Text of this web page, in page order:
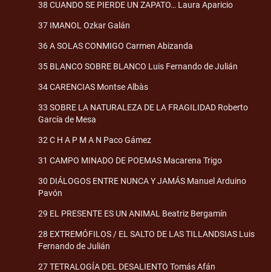
38 CUANDO SE PIERDE UN ZAPATO… Laura Aparicio
37 IMANOL Ozkar Galán
36 A SOLAS CONMIGO Carmen Abizanda
35 BLANCO SOBRE BLANCO Luis Fernando de Julián
34 CARENCIAS Montse Albàs
33 SOBRE LA NATURALEZA DE LA FRAGILIDAD Roberto
García de Mesa
32 C H A P M A N Paco Gámez
31 CAMPO MINADO DE POEMAS Macarena Trigo
30 DIÁLOGOS ENTRE NUNCA Y JAMÁS Manuel Arduino
Pavón
29 EL PRESENTE ES UN ANIMAL Beatriz Bergamín
28 EXTREMÓFILOS / EL SALTO DE LAS TILLANDSIAS Luis
Fernando de Julián
27 TETRALOGÍA DEL DESALIENTO Tomás Afán